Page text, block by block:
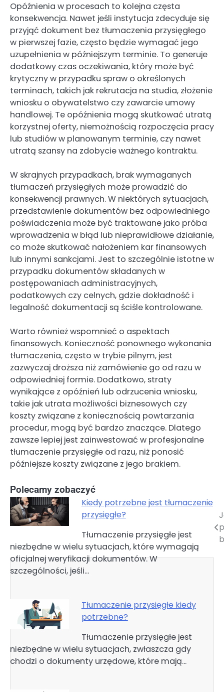
Opóźnienia w procesach to kolejna częsta
konsekwencja. Nawet jeśli instytucja zdecyduje się
przyjąć dokument bez tłumaczenia przysięgłego
w pierwszej fazie, często będzie wymagać jego
uzupełnienia w późniejszym terminie. To generuje
dodatkowy czas oczekiwania, który może być
krytyczny w przypadku spraw o określonych
terminach, takich jak rekrutacja na studia, złożenie
wniosku o obywatelstwo czy zawarcie umowy
handlowej. Te opóźnienia mogą skutkować utratą
korzystnej oferty, niemożnością rozpoczęcia pracy
lub studiów w planowanym terminie, czy nawet
utratą szansy na zdobycie ważnego kontraktu.
W skrajnych przypadkach, brak wymaganych
tłumaczeń przysięgłych może prowadzić do
konsekwencji prawnych. W niektórych sytuacjach,
przedstawienie dokumentów bez odpowiedniego
poświadczenia może być traktowane jako próba
wprowadzenia w błąd lub nieprawidłowe działanie,
co może skutkować nałożeniem kar finansowych
lub innymi sankcjami. Jest to szczególnie istotne w
przypadku dokumentów składanych w
postępowaniach administracyjnych,
podatkowych czy celnych, gdzie dokładność i
legalność dokumentacji są ściśle kontrolowane.
Warto również wspomnieć o aspektach
finansowych. Konieczność ponownego wykonania
tłumaczenia, często w trybie pilnym, jest
zazwyczaj droższa niż zamówienie go od razu w
odpowiedniej formie. Dodatkowo, straty
wynikające z opóźnień lub odrzucenia wniosku,
takie jak utrata możliwości biznesowych czy
koszty związane z koniecznością powtarzania
procedur, mogą być bardzo znaczące. Dlatego
zawsze lepiej jest zainwestować w profesjonalne
tłumaczenie przysięgłe od razu, niż ponosić
późniejsze koszty związane z jego brakiem.
Polecamy zobaczyć
Kiedy potrzebne jest tłumaczenie
przysięgłe?
Tłumaczenie przysięgłe jest
niezbędne w wielu sytuacjach, które wymagają
oficjalnej weryfikacji dokumentów. W
szczególności, jeśli…
Tłumaczenie przysięgłe kiedy
potrzebne?
Tłumaczenie przysięgłe jest
niezbędne w wielu sytuacjach, zwłaszcza gdy
chodzi o dokumenty urzędowe, które mają…
Nawigacja